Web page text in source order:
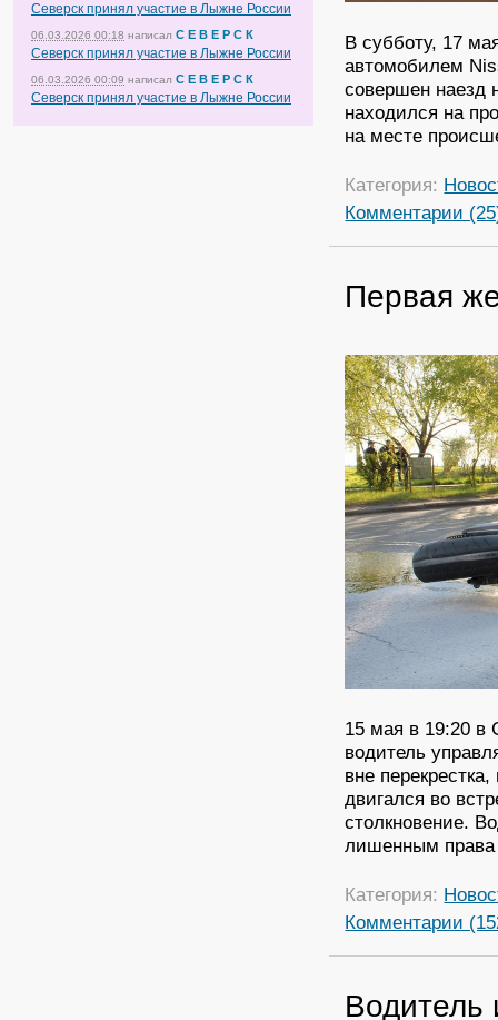
Северск принял участие в Лыжне России
06.03.2026 00:18 написал С Е В Е Р С К
Северск принял участие в Лыжне России
06.03.2026 00:09 написал С Е В Е Р С К
Северск принял участие в Лыжне России
В субботу, 17
автомобилем
совершен наезд
находился на
на месте
Категория:
Комментарии
Первая
15 мая в 19:20 в
водитель
вне
двигался во
столкновение.
лишенным права
Категория:
Комментарии
Водитель